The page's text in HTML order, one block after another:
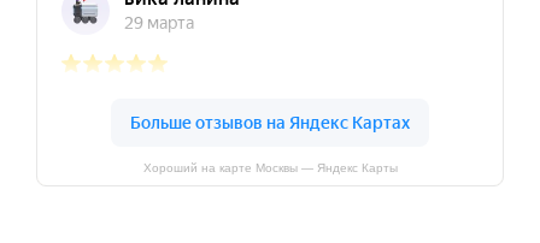
Хороший на карте Москвы — Яндекс Карты